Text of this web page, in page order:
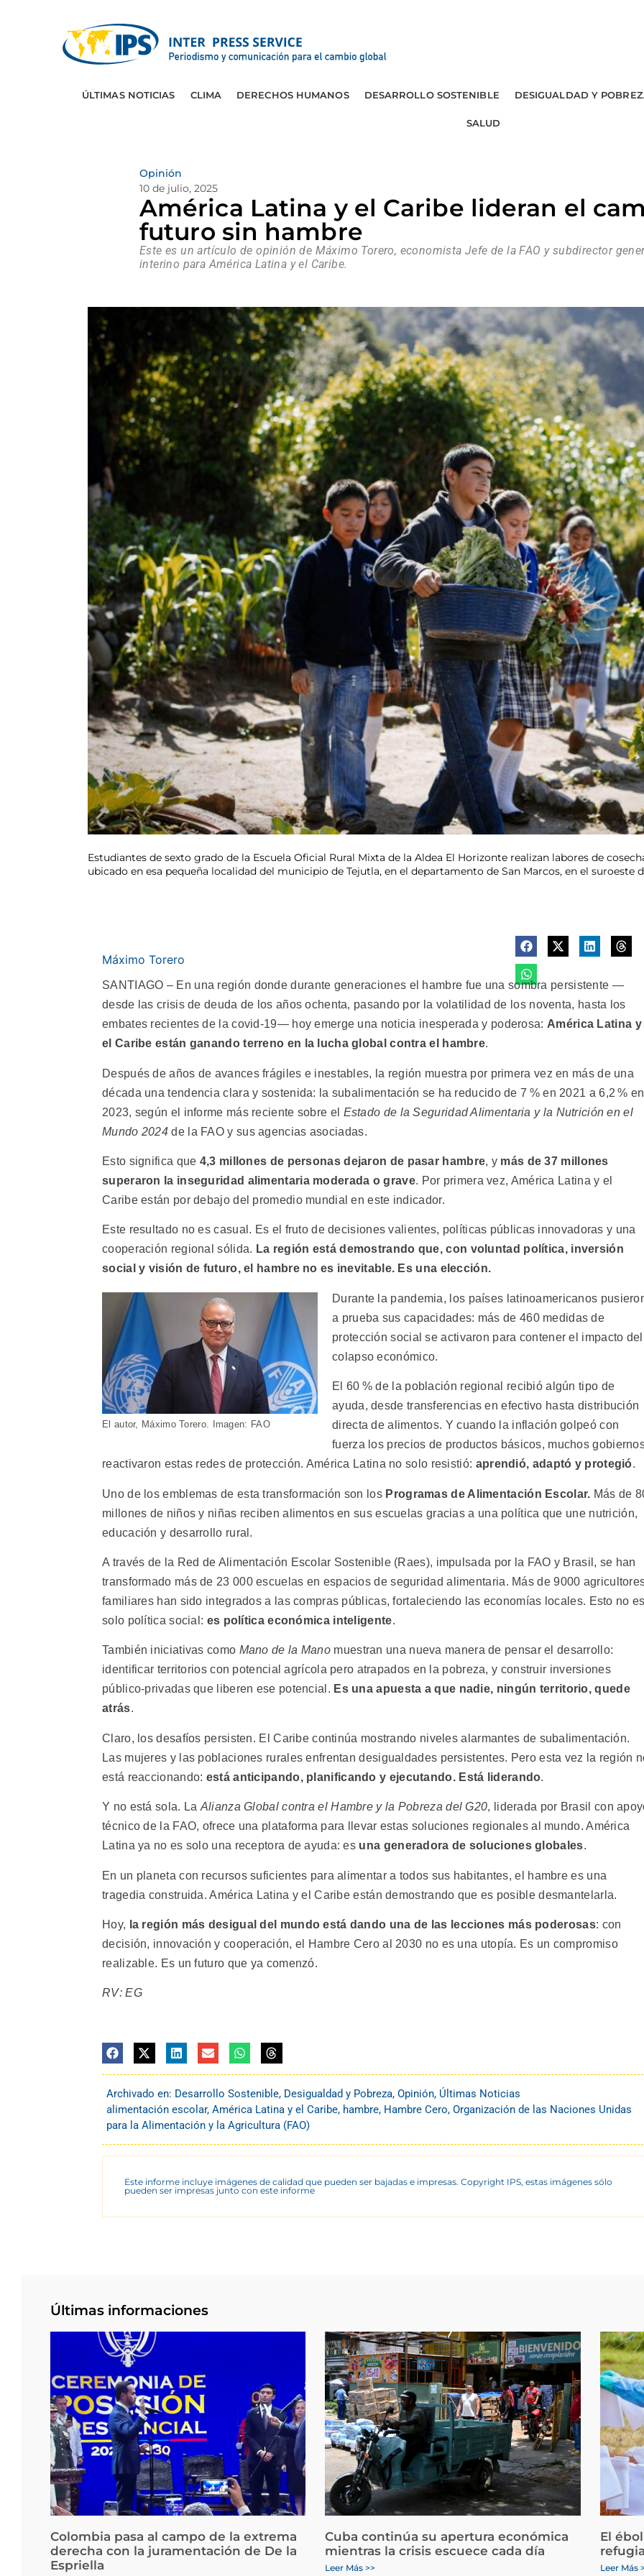
ÚLTIMAS NOTICIAS CLIMA DERECHOS HUMANOS DESARROLLO SOSTENIBLE DESIGUALDAD Y
SALUD
Opinión
10 de julio, 2025
América Latina y el Caribe lideran el
futuro sin hambre
Este es un artículo de opinión de Máximo Torero, economista Jefe de la FAO y subdirector
interino para América Latina y el Caribe.
Estudiantes de sexto grado de la Escuela Oficial Rural Mixta de la Aldea El Horizonte realizan labores de
ubicado en esa pequeña localidad del municipio de Tejutla, en el departamento de San Marcos, en el suroeste
Máximo Torero
SANTIAGO – En una región donde durante generaciones el hambre fue una sombra persistente —
desde las crisis de deuda de los años ochenta, pasando por la volatilidad de los noventa, hasta los
embates recientes de la covid-19— hoy emerge una noticia inesperada y poderosa: América Latina y
el Caribe están ganando terreno en la lucha global contra el hambre.
Después de años de avances frágiles e inestables, la región muestra por primera vez en más de una
década una tendencia clara y sostenida: la subalimentación se ha reducido de 7 % en 2021 a 6,2 % en
2023, según el informe más reciente sobre el Estado de la Seguridad Alimentaria y la Nutrición en el
Mundo 2024 de la FAO y sus agencias asociadas.
Esto significa que 4,3 millones de personas dejaron de pasar hambre, y más de 37 millones
superaron la inseguridad alimentaria moderada o grave. Por primera vez, América Latina y el
Caribe están por debajo del promedio mundial en este indicador.
Este resultado no es casual. Es el fruto de decisiones valientes, políticas públicas innovadoras y una
cooperación regional sólida. La región está demostrando que, con voluntad política, inversión
social y visión de futuro, el hambre no es inevitable. Es una elección.
El autor, Máximo Torero. Imagen: FAO
Durante la pandemia, los países latinoamericanos
a prueba sus capacidades: más de 460 medidas de
protección social se activaron para contener el impacto del
colapso económico.
El 60 % de la población regional recibió algún tipo de
ayuda, desde transferencias en efectivo hasta distribución
directa de alimentos. Y cuando la inflación golpeó con
fuerza los precios de productos básicos, muchos
reactivaron estas redes de protección. América Latina no solo resistió: aprendió, adaptó y protegió.
Uno de los emblemas de esta transformación son los Programas de Alimentación Escolar. Más de
millones de niños y niñas reciben alimentos en sus escuelas gracias a una política que une nutrición,
educación y desarrollo rural.
A través de la Red de Alimentación Escolar Sostenible (Raes), impulsada por la FAO y Brasil, se han
transformado más de 23 000 escuelas en espacios de seguridad alimentaria. Más de 9000
familiares han sido integrados a las compras públicas, fortaleciendo las economías locales. Esto no
solo política social: es política económica inteligente.
También iniciativas como Mano de la Mano muestran una nueva manera de pensar el desarrollo:
identificar territorios con potencial agrícola pero atrapados en la pobreza, y construir inversiones
público-privadas que liberen ese potencial. Es una apuesta a que nadie, ningún territorio, quede
atrás.
Claro, los desafíos persisten. El Caribe continúa mostrando niveles alarmantes de subalimentación.
Las mujeres y las poblaciones rurales enfrentan desigualdades persistentes. Pero esta vez la región
está reaccionando: está anticipando, planificando y ejecutando. Está liderando.
Y no está sola. La Alianza Global contra el Hambre y la Pobreza del G20, liderada por Brasil con
técnico de la FAO, ofrece una plataforma para llevar estas soluciones regionales al mundo. América
Latina ya no es solo una receptora de ayuda: es una generadora de soluciones globales.
En un planeta con recursos suficientes para alimentar a todos sus habitantes, el hambre es una
tragedia construida. América Latina y el Caribe están demostrando que es posible desmantelarla.
Hoy, la región más desigual del mundo está dando una de las lecciones más poderosas: con
decisión, innovación y cooperación, el Hambre Cero al 2030 no es una utopía. Es un compromiso
realizable. Es un futuro que ya comenzó.
RV: EG
Archivado en: Desarrollo Sostenible, Desigualdad y Pobreza, Opinión, Últimas Noticias
alimentación escolar, América Latina y el Caribe, hambre, Hambre Cero, Organización de las Naciones Unidas
para la Alimentación y la Agricultura (FAO)
Este informe incluye imágenes de calidad que pueden ser bajadas e impresas. Copyright IPS, estas imágenes sólo
pueden ser impresas junto con este informe
Últimas informaciones
Colombia pasa al campo de la extrema
derecha con la juramentación de De la
Espriella
Cuba continúa su apertura económica
mientras la crisis escuece cada día
Leer Más >>
El
Leer Más